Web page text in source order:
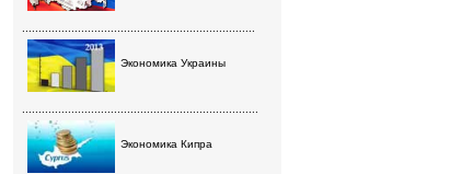
Экономика Украины
Экономика Кипра